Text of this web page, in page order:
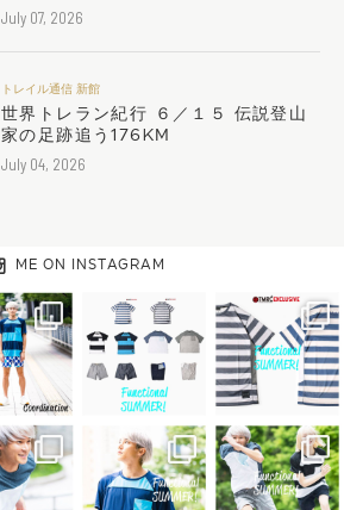
July 07, 2026
トレイル通信 新館
世界トレラン紀行 ６／１５ 伝説登山
家の足跡追う176KM
July 04, 2026
ME ON INSTAGRAM